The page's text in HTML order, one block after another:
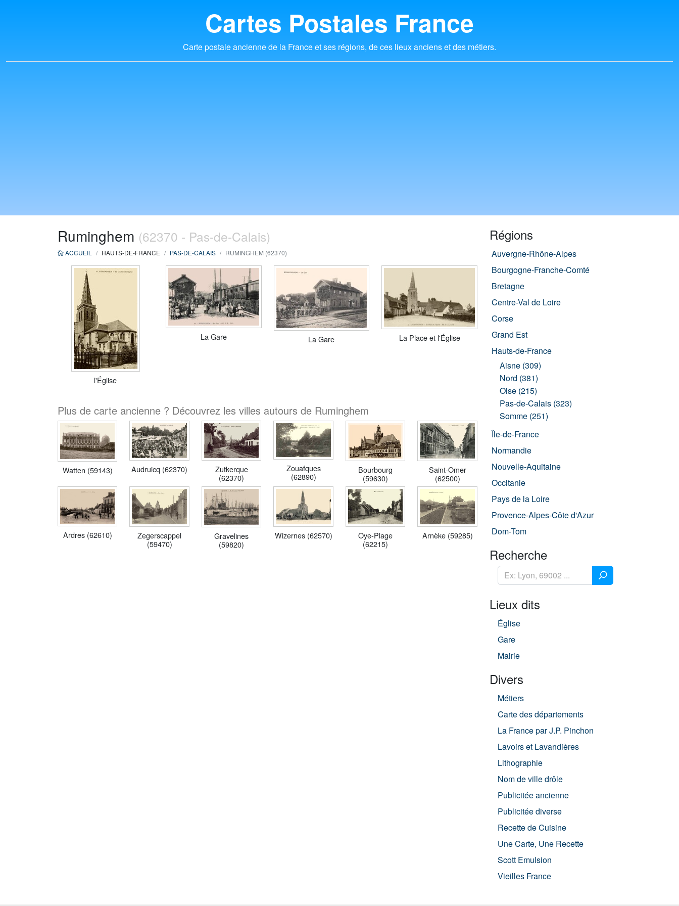
Cartes Postales France
Carte postale ancienne de la France et ses régions, de ces lieux anciens et des métiers.
Ruminghem (62370 - Pas-de-Calais)
ACCUEIL HAUTS-DE-FRANCE PAS-DE-CALAIS RUMINGHEM (62370)
l'Église
La Gare La Gare La Place et l'Église
Plus de carte ancienne ? Découvrez les villes autours de Ruminghem
Watten (59143) Audruicq (62370)
Zutkerque
(62370)
Zouafques
(62890)
Bourbourg
(59630)
Saint-Omer
(62500)
Ardres (62610)
Zegerscappel
(59470)
Gravelines
(59820)
Wizernes (62570)
Oye-Plage
(62215)
Arnèke (59285)
Régions
Auvergne-Rhône-Alpes
Bourgogne-Franche-Comté
Bretagne
Centre-Val de Loire
Corse
Grand Est
Hauts-de-France
Aisne (309)
Nord (381)
Oise (215)
Pas-de-Calais (323)
Somme (251)
Île-de-France
Normandie
Nouvelle-Aquitaine
Occitanie
Pays de la Loire
Provence-Alpes-Côte d'Azur
Dom-Tom
Recherche
Lieux dits
Église
Gare
Mairie
Divers
Métiers
Carte des départements
La France par J.P. Pinchon
Lavoirs et Lavandières
Lithographie
Nom de ville drôle
Publicitée ancienne
Publicitée diverse
Recette de Cuisine
Une Carte, Une Recette
Scott Emulsion
Vieilles France